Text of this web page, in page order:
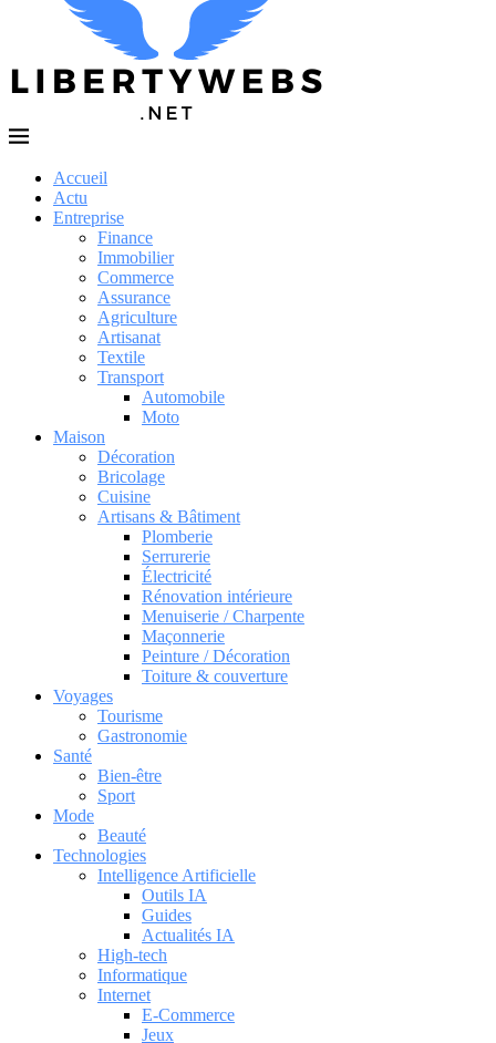
Accueil
Actu
Entreprise
Finance
Immobilier
Commerce
Assurance
Agriculture
Artisanat
Textile
Transport
Automobile
Moto
Maison
Décoration
Bricolage
Cuisine
Artisans & Bâtiment
Plomberie
Serrurerie
Électricité
Rénovation intérieure
Menuiserie / Charpente
Maçonnerie
Peinture / Décoration
Toiture & couverture
Voyages
Tourisme
Gastronomie
Santé
Bien-être
Sport
Mode
Beauté
Technologies
Intelligence Artificielle
Outils IA
Guides
Actualités IA
High-tech
Informatique
Internet
E-Commerce
Jeux